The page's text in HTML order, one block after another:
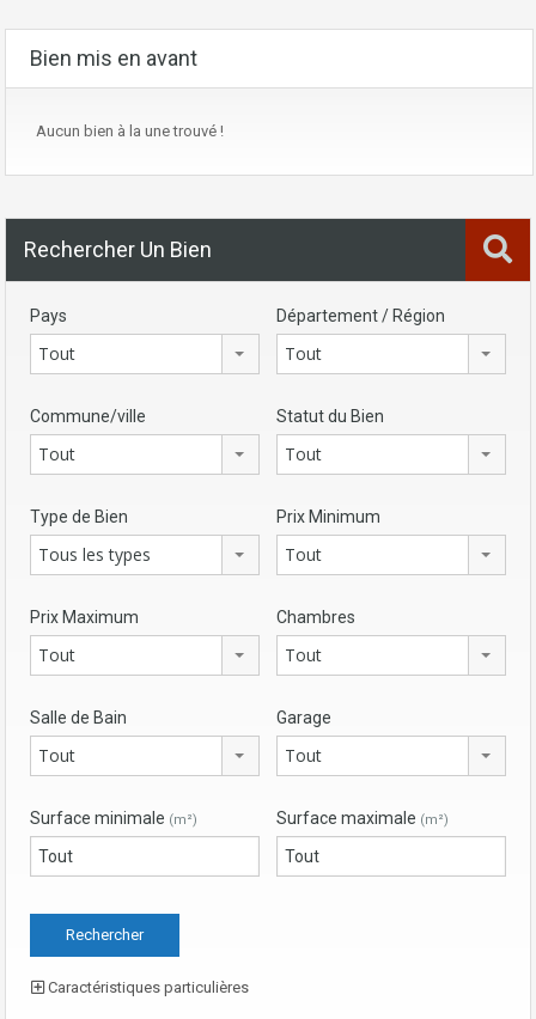
Bien mis en avant
Aucun bien à la une trouvé !
Rechercher Un Bien
Pays
Tout
Département / Région
Tout
Commune/ville
Tout
Statut du Bien
Tout
Type de Bien
Tous les types
Prix Minimum
Tout
Prix Maximum
Tout
Chambres
Tout
Salle de Bain
Tout
Garage
Tout
Surface minimale (m²) Surface maximale (m²)
Caractéristiques particulières